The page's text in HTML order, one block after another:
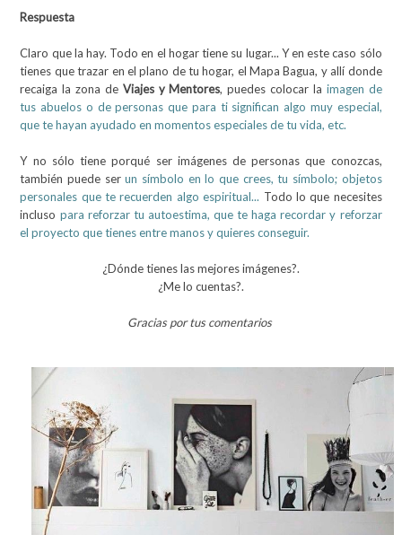
Respuesta
Claro que la hay. Todo en el hogar tiene su lugar... Y en este caso sólo
tienes que trazar en el plano de tu hogar, el Mapa Bagua, y allí donde
recaiga la zona de Viajes y Mentores, puedes colocar la imagen de
tus abuelos o de personas que para ti significan algo muy especial,
que te hayan ayudado en momentos especiales de tu vida, etc.
Y no sólo tiene porqué ser imágenes de personas que conozcas,
también puede serun símbolo en lo que crees, tu símbolo; objetos
personales que te recuerden algo espiritual... Todo lo que necesites
incluso para reforzar tu autoestima, que te haga recordar y reforzar
el proyecto que tienes entre manos y quieres conseguir.
¿Dónde tienes las mejores imágenes?.
¿Me lo cuentas?.
Gracias por tus comentarios